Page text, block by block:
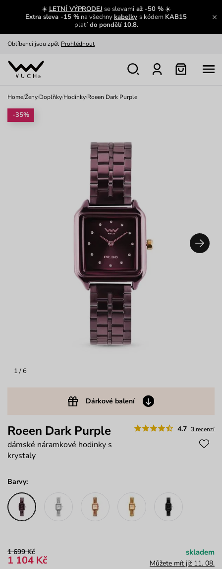
☀️ LETNÍ VÝPRODEJ se slevamiaž -50 %☀️
Extra sleva -15 % na všechnykabelky s kódem KAB15
platído pondělí 10.8.
Zajímavosti ze světa Vuch:
Zobrazit
Oblíbenci jsou zpět Prohlédnout
Nech se inspirovat
Home/Ženy/Doplňky/Hodinky/Roeen Dark Purple
1 / 6
Dárkové balení
-35%
4.7 3 recenzí
Roeen Dark Purple
dámské náramkové hodinky s
krystaly
Barvy:
1 699 Kč
1 104 Kč
skladem
Můžete mít již 11. 08.